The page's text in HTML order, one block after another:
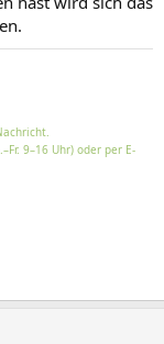
9–16 Uhr) oder per E-